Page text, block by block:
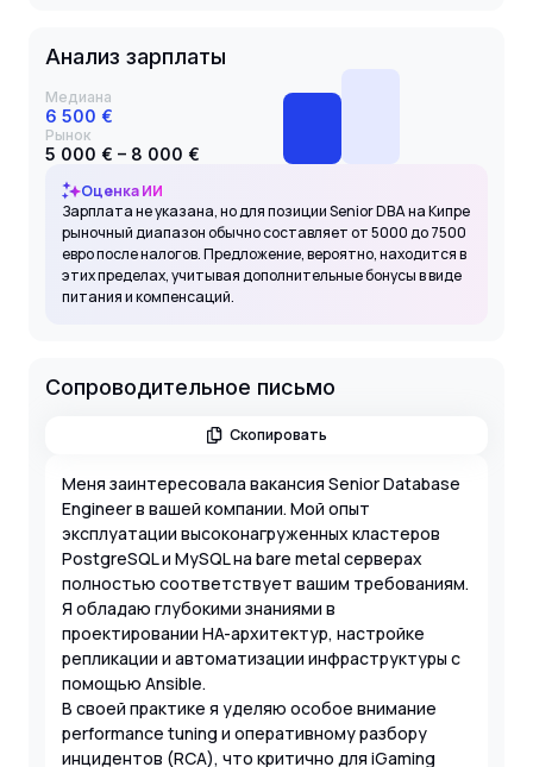
Анализ зарплаты
Медиана
6 500 €
Рынок
5 000 € – 8 000 €
Оценка ИИ
Зарплата не указана, но для позиции Senior DBA на Кипре
рыночный диапазон обычно составляет от 5000 до 7500
евро после налогов. Предложение, вероятно, находится в
этих пределах, учитывая дополнительные бонусы в виде
питания и компенсаций.
Сопроводительное письмо
Скопировать
Меня заинтересовала вакансия Senior Database
Engineer в вашей компании. Мой опыт
эксплуатации высоконагруженных кластеров
PostgreSQL и MySQL на bare metal серверах
полностью соответствует вашим требованиям.
Я обладаю глубокими знаниями в
проектировании HA-архитектур, настройке
репликации и автоматизации инфраструктуры с
помощью Ansible.
В своей практике я уделяю особое внимание
performance tuning и оперативному разбору
инцидентов (RCA), что критично для iGaming